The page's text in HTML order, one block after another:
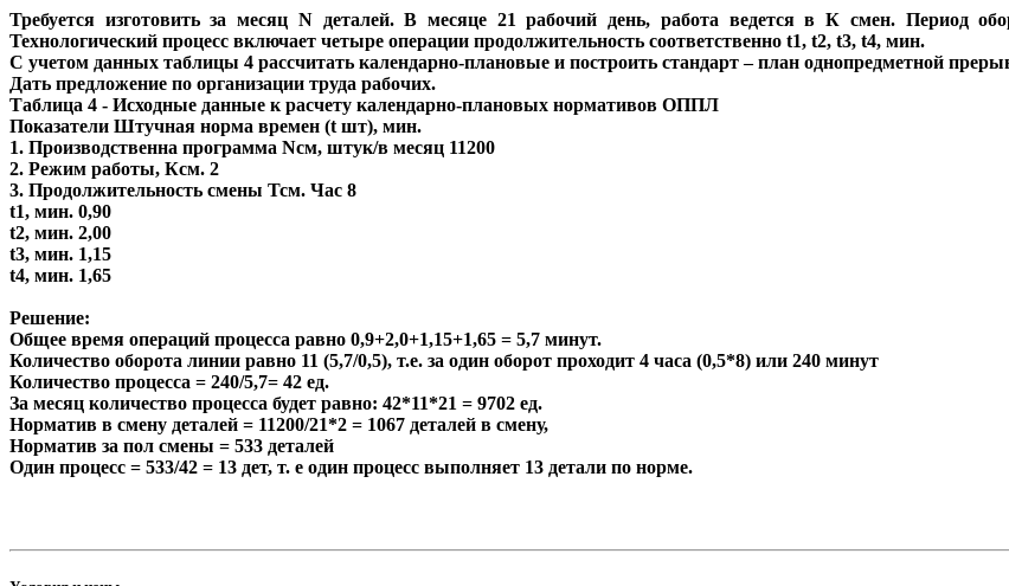
Требуется изготовить за месяц N деталей. В месяце 21 рабочий день, работа ведется в К смен. Период
Технологический процесс включает четыре операции продолжительность соответственно t1, t2, t3, t4, мин.
С учетом данных таблицы 4 рассчитать календарно-плановые и построить стандарт – план однопредметной
Дать предложение по организации труда рабочих.
Таблица 4 - Исходные данные к расчету календарно-плановых нормативов ОППЛ
Показатели Штучная норма времен (t шт), мин.
1. Производственна программа Nсм, штук/в месяц 11200
2. Режим работы, Ксм. 2
3. Продолжительность смены Тсм. Час 8
t1, мин. 0,90
t2, мин. 2,00
t3, мин. 1,15
t4, мин. 1,65
Решение:
Общее время операций процесса равно 0,9+2,0+1,15+1,65 = 5,7 минут.
Количество оборота линии равно 11 (5,7/0,5), т.е. за один оборот проходит 4 часа (0,5*8) или 240 минут
Количество процесса = 240/5,7= 42 ед.
За месяц количество процесса будет равно: 42*11*21 = 9702 ед.
Норматив в смену деталей = 11200/21*2 = 1067 деталей в смену,
Норматив за пол смены = 533 деталей
Один процесс = 533/42 = 13 дет, т. е один процесс выполняет 13 детали по норме.